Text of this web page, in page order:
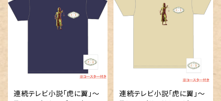
連続テレビ小説「虎に翼」～
連続テレビ小説「虎に翼」～